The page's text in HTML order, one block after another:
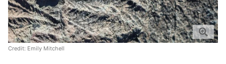
Credit: Emily Mitchell